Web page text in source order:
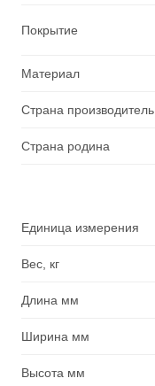
Покрытие
Материал
Страна производитель
Страна родина
Единица измерения
Вес, кг
Длина мм
Ширина мм
Высота мм